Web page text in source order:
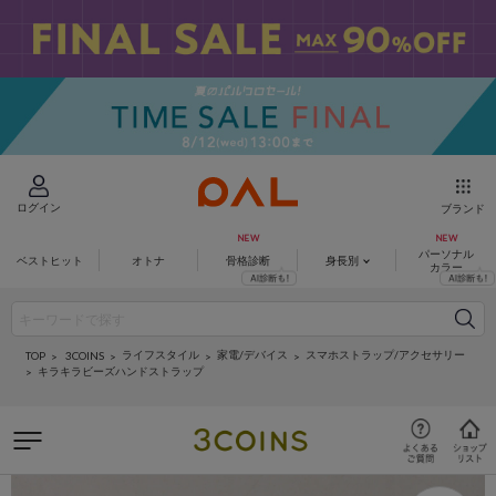
ログイン ブランド
ベストヒット オトナ 骨格診断 身長別
パーソナル
カラー
TOP 3COINS ライフスタイル 家電/デバイス
スマホストラップ/アクセサリー
キラキラビーズハンドストラップ